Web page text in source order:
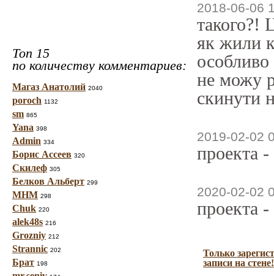
Топ 15
по количеству комментариев:
Магаз Анатолий 2040
poroch 1132
sm 865
Yana 398
Admin 334
Борис Ассеев 320
Скилеф 305
Белков Альберт 299
МНМ 298
Chuk 220
alek48s 216
Grozniy 212
Strannic 202
Брат 198
2018-06-06
такого?!
як жили
особливо
не можу
скинути
2019-02-02
проекта
2020-02-02
проекта
Только
записи на стене!